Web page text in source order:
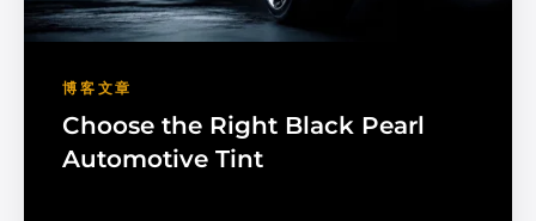
博客文章
Choose the Right Black Pearl
Automotive Tint